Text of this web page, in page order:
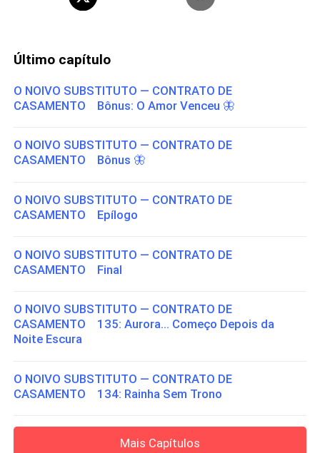
Último capítulo
O NOIVO SUBSTITUTO — CONTRATO DE
CASAMENTO Bônus: O Amor Venceu 🦋
O NOIVO SUBSTITUTO — CONTRATO DE
CASAMENTO Bônus 🦋
O NOIVO SUBSTITUTO — CONTRATO DE
CASAMENTO Epílogo
O NOIVO SUBSTITUTO — CONTRATO DE
CASAMENTO Final
O NOIVO SUBSTITUTO — CONTRATO DE
CASAMENTO 135: Aurora... Começo Depois da
Noite Escura
O NOIVO SUBSTITUTO — CONTRATO DE
CASAMENTO 134: Rainha Sem Trono
Mais Capítulos